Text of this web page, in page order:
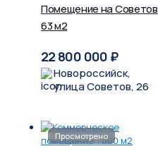
Помещение на Советов
63 м2
22 800 000 ₽
Новороссийск,
улица Советов, 26